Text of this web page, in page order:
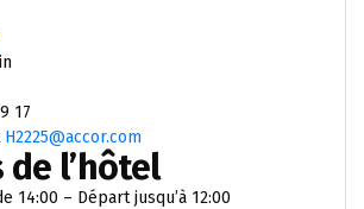
17
H2225@accor.com
de l’hôtel
14:00 – Départ jusqu’à 12:00